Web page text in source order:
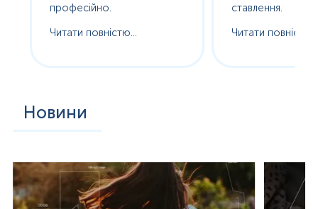
професійно.
Читати повністю...
ставлення.
Читати повністю...
Новини